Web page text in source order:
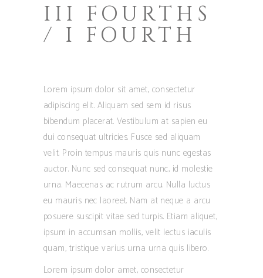
III FOURTHS
/ I FOURTH
Lorem ipsum dolor sit amet, consectetur
adipiscing elit. Aliquam sed sem id risus
bibendum placerat. Vestibulum at sapien eu
dui consequat ultricies. Fusce sed aliquam
velit. Proin tempus mauris quis nunc egestas
auctor. Nunc sed consequat nunc, id molestie
urna. Maecenas ac rutrum arcu. Nulla luctus
eu mauris nec laoreet. Nam at neque a arcu
posuere suscipit vitae sed turpis. Etiam aliquet,
ipsum in accumsan mollis, velit lectus iaculis
quam, tristique varius urna urna quis libero.
Lorem ipsum dolor amet, consectetur